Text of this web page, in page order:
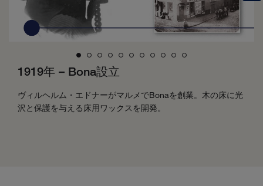
1919年 – Bona設立
ヴィルヘルム・エドナーがマルメでBonaを創業。木の床に光
沢と保護を与える床用ワックスを開発。